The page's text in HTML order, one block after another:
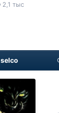
2,1 тыс
selco